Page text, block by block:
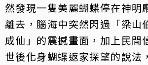
然發現一隻美麗蝴蝶停在神明
離去，腦海中突然閃過「梁山
成仙」的震撼畫面，加上民間
世後化身蝴蝶返家探望的說法